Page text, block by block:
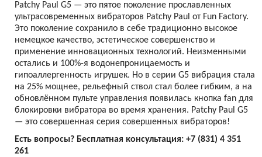
Patchy Paul G5 — это пятое поколение прославленных
ультрасовременных вибраторов Patchy Paul от Fun Factory.
Это поколение сохранило в себе традиционно высокое
немецкое качество, эстетическое совершенство и
применение инновационных технологий. Неизменными
остались и 100%-я водонепроницаемость и
гипоаллергенность игрушек. Но в серии G5 вибрация стала
на 25% мощнее, рельефный ствол стал более гибким, а на
обновлённом пульте управления появилась кнопка fan для
блокировки вибратора во время хранения. Patchy Paul G5
— это совершенная серия совершенных вибраторов!
Есть вопросы? Бесплатная консультация: +7 (831) 4 351
261